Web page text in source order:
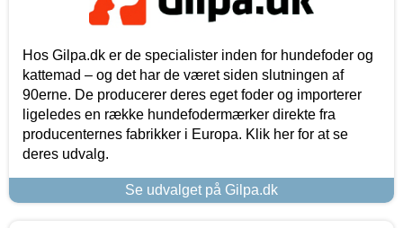
Hos Gilpa.dk er de specialister inden for hundefoder og
kattemad – og det har de været siden slutningen af
90erne. De producerer deres eget foder og importerer
ligeledes en række hundefodermærker direkte fra
producenternes fabrikker i Europa. Klik her for at se
deres udvalg.
Se udvalget på Gilpa.dk